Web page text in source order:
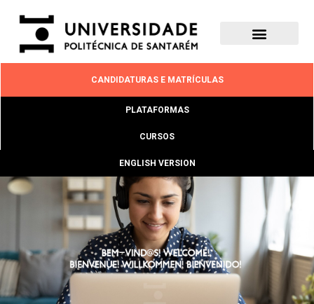
CANDIDATURAS E MATRÍCULAS
PLATAFORMAS
CURSOS
ENGLISH VERSION